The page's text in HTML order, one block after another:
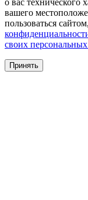
о вас технического
вашего
пользоваться
своих
Принять